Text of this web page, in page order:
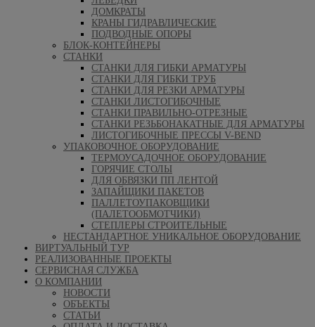
ДОМКРАТЫ
КРАНЫ ГИДРАВЛИЧЕСКИЕ
ПОДВОДНЫЕ ОПОРЫ
БЛОК-КОНТЕЙНЕРЫ
СТАНКИ
СТАНКИ ДЛЯ ГИБКИ АРМАТУРЫ
СТАНКИ ДЛЯ ГИБКИ ТРУБ
СТАНКИ ДЛЯ РЕЗКИ АРМАТУРЫ
СТАНКИ ЛИСТОГИБОЧНЫЕ
СТАНКИ ПРАВИЛЬНО-ОТРЕЗНЫЕ
СТАНКИ РЕЗЬБОНАКАТНЫЕ ДЛЯ АРМАТУРЫ
ЛИСТОГИБОЧНЫЕ ПРЕССЫ V-BEND
УПАКОВОЧНОЕ ОБОРУДОВАНИЕ
ТЕРМОУСАДОЧНОЕ ОБОРУДОВАНИЕ
ГОРЯЧИЕ СТОЛЫ
ДЛЯ ОБВЯЗКИ ПП ЛЕНТОЙ
ЗАПАЙЩИКИ ПАКЕТОВ
ПАЛЛЕТОУПАКОВЩИКИ
(ПАЛЕТООБМОТЧИКИ)
СТЕПЛЕРЫ СТРОИТЕЛЬНЫЕ
НЕСТАНДАРТНОЕ УНИКАЛЬНОЕ ОБОРУДОВАНИЕ
ВИРТУАЛЬНЫЙ ТУР
РЕАЛИЗОВАННЫЕ ПРОЕКТЫ
СЕРВИСНАЯ СЛУЖБА
О КОМПАНИИ
НОВОСТИ
ОБЪЕКТЫ
СТАТЬИ